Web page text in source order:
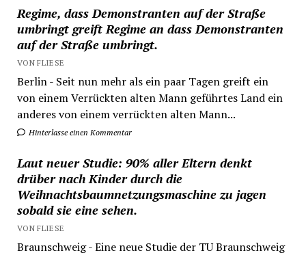
Regime, dass Demonstranten auf der Straße
umbringt greift Regime an dass Demonstranten
auf der Straße umbringt.
VON FLIESE
Berlin - Seit nun mehr als ein paar Tagen greift ein
von einem Verrückten alten Mann geführtes Land ein
anderes von einem verrückten alten Mann...
Hinterlasse einen Kommentar
Laut neuer Studie: 90% aller Eltern denkt
drüber nach Kinder durch die
Weihnachtsbaumnetzungsmaschine zu jagen
sobald sie eine sehen.
VON FLIESE
Braunschweig - Eine neue Studie der TU Braunschweig